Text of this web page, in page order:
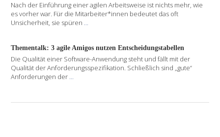
Nach der Einführung einer agilen Arbeitsweise ist nichts mehr, wie
es vorher war. Für die Mitarbeiter*innen bedeutet das oft
Unsicherheit, sie spüren ...
Thementalk: 3 agile Amigos nutzen Entscheidungstabellen
Die Qualität einer Software-Anwendung steht und fällt mit der
Qualität der Anforderungsspezifikation. Schließlich sind „gute“
Anforderungen der ...